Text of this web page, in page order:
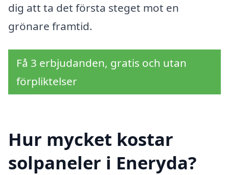
dig att ta det första steget mot en
grönare framtid.
Få 3 erbjudanden, gratis och utan
förpliktelser
Hur mycket kostar
solpaneler i Eneryda?